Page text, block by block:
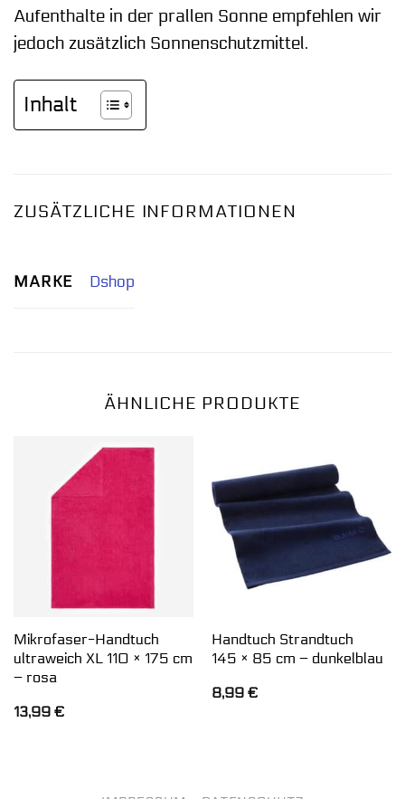
Aufenthalte in der prallen Sonne empfehlen wir
jedoch zusätzlich Sonnenschutzmittel.
Inhalt
ZUSÄTZLICHE INFORMATIONEN
MARKE Dshop
ÄHNLICHE PRODUKTE
Mikrofaser-Handtuch
ultraweich XL 110 × 175 cm
– rosa
13,99 €
Handtuch Strandtuch
145 × 85 cm – dunkelblau
8,99 €